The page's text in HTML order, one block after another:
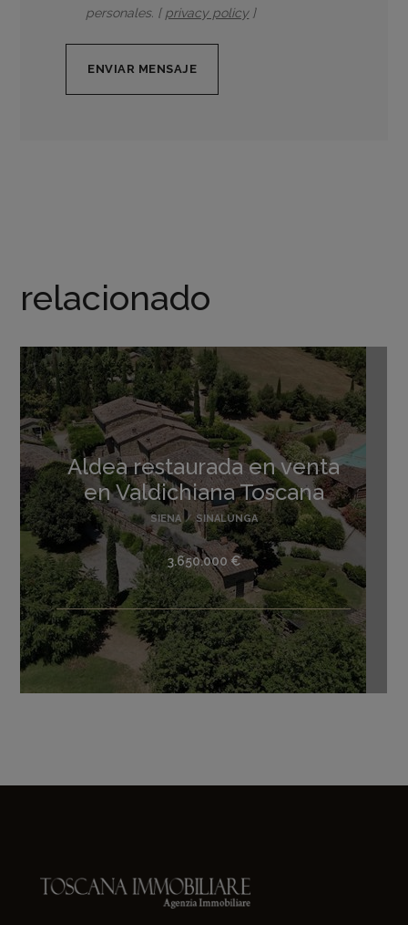
personales. [ privacy policy]
relacionado
Aldea restaurada en venta
en Valdichiana Toscana
SIENA / SINALUNGA
3.650.000 €